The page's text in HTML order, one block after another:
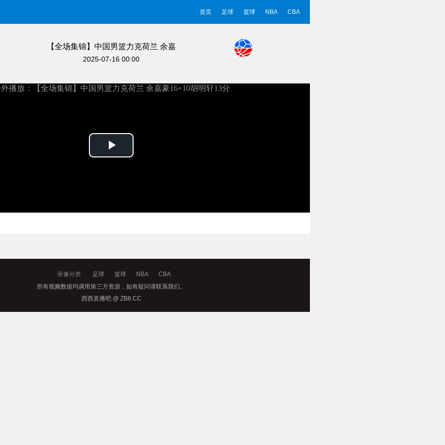
首页 足球 篮球 NBA CBA
【全场集锦】中国男篮力克荷兰 余嘉
豪16+10胡明轩13分
2025-07-16 00:00
录像分类 足球 篮球 NBA
CBA
所有视频数据均调用第三方资源，如有疑问请联系我们。
西西直播吧 @ ZB8.CC